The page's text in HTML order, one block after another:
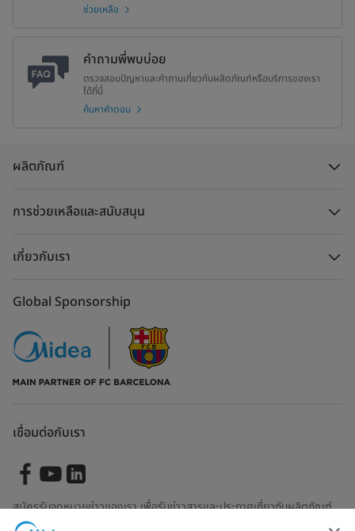
ช่วยเหลือ
คำถามพี่พบบ่อย
ตรวจสอบปัญหาและคำถามเกี่ยวกับผลิตภัณฑ์หรือบริการของเรา
ได้ที่นี่
ค้นหาคำตอบ
ผลิตภัณฑ์
การช่วยเหลือและสนับสนุน
เกี่ยวกับเรา
Global Sponsorship
เชื่อมต่อกับเรา
สมัครรับจดหมายข่าวของเรา เพื่อรับข่าวสารและประกาศเกี่ยวกับผลิตภัณฑ์
ล่าสุด